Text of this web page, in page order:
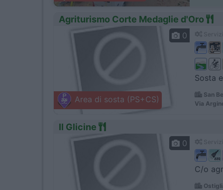
Agriturismo Corte Medaglie d'Oro
Area di sosta (PS+CS)
0
Sosta
San
Via
Il Glicine
0
C/o